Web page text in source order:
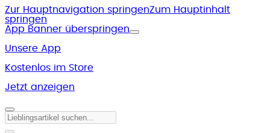
Zur Hauptnavigation springenZum Hauptinhalt
springen
App Banner überspringen
Unsere App
Kostenlos im Store
Jetzt anzeigen